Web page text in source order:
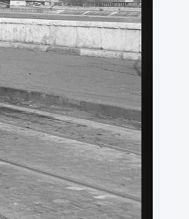
I. · budai Vár
25., Old Firenze bár, eszpresszó.